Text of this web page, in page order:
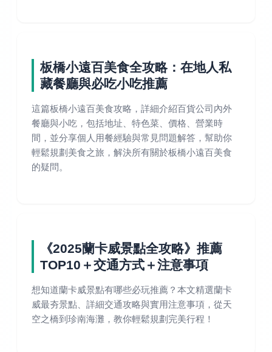
板橋小遠百美食全攻略：在地人私
藏餐廳與必吃小吃推薦
這篇板橋小遠百美食攻略，詳細介紹百貨公司內外
餐廳與小吃，包括地址、特色菜、價格、營業時
間，並分享個人用餐經驗與常見問題解答，幫助你
輕鬆規劃美食之旅，解決所有關於板橋小遠百美食
的疑問。
《2025蘭卡威景點全攻略》推薦
TOP10＋交通方式＋注意事項
想知道蘭卡威景點有哪些必玩推薦？本文精選蘭卡
威最夯景點、詳細交通攻略與實用注意事項，從天
空之橋到珍南海灘，教你輕鬆規劃完美行程！